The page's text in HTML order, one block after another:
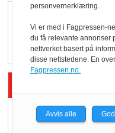
i
personvernerklæring.
Vi er med i Fagpressen-
du få relevante annonser
nettverket basert på
disse nettstedene. En
Fagpressen.no.
Avvis alle